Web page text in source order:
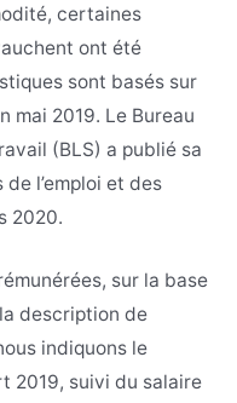
certaines
ont été
sont basés sur
mai 2019. Le Bureau
(BLS) a publié sa
l’emploi et des
2020.
sur la base
description de
indiquons le
2019, suivi du salaire